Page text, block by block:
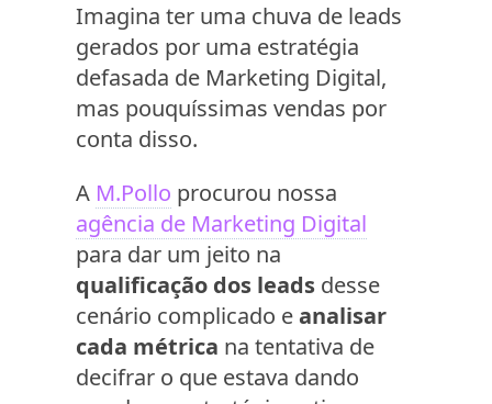
Imagina ter uma chuva de leads
gerados por uma estratégia
defasada de Marketing Digital,
mas pouquíssimas vendas por
conta disso.
A M.Pollo procurou nossa
agência de Marketing Digital
para dar um jeito na
qualificação dos leads desse
cenário complicado eanalisar
cada métrica na tentativa de
decifrar o que estava dando